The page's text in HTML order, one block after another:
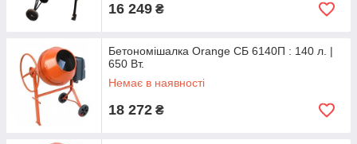
16 249 ₴
Бетономішалка Orange СБ 6140П : 140 л. |
650 Вт.
Немає в наявності
18 272 ₴